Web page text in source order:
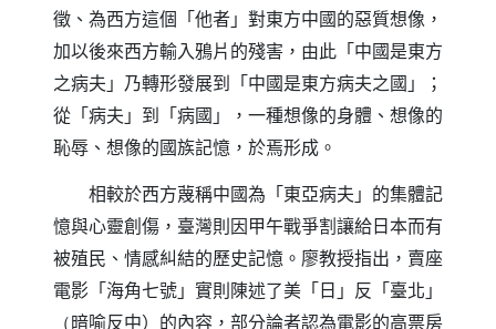
徵、為西方這個「他者」對東方中國的惡質想像，
加以後來西方輸入鴉片的殘害，由此「中國是東方
之病夫」乃轉形發展到「中國是東方病夫之國」；
從「病夫」到「病國」，一種想像的身體、想像的
恥辱、想像的國族記憶，於焉形成。
相較於西方蔑稱中國為「東亞病夫」的集體記
憶與心靈創傷，臺灣則因甲午戰爭割讓給日本而有
被殖民、情感糾結的歷史記憶。廖教授指出，賣座
電影「海角七號」實則陳述了美「日」反「臺北」
（暗喻反中） 的內容，部分論者認為電影的高票房